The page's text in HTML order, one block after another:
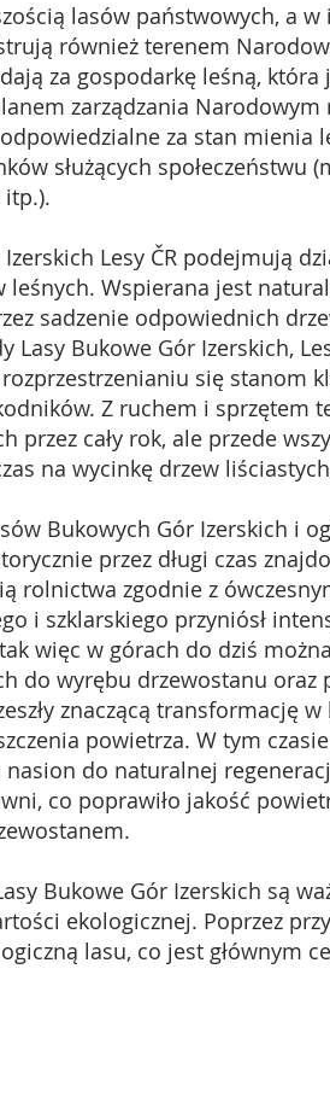
lasów państwowych, a
również terenem
za gospodarkę leśną,
zarządzania
za stan mienia
służących społeczeństwu
Lesy ČR podejmują
Wspierana jest
sadzenie odpowiednich
Lasy Bukowe Gór Izerskich,
się stanom
Z ruchem i sprzętem
przez cały rok, ale przede
na wycinkę drzew
Gór Izerskich i
przez długi czas
rolnictwa zgodnie z
i szklarskiego przyniósł
więc w górach do dziś
do wyrębu drzewostanu oraz
znaczącą transformację
powietrza. W tym
do naturalnej
co poprawiło jakość
Bukowe Gór Izerskich są
ekologicznej. Poprzez
lasu, co jest głównym